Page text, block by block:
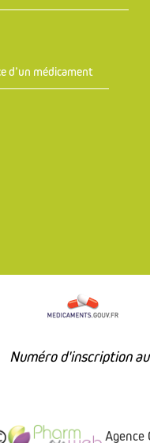
d’un médicament
Numéro d'inscription
Agence